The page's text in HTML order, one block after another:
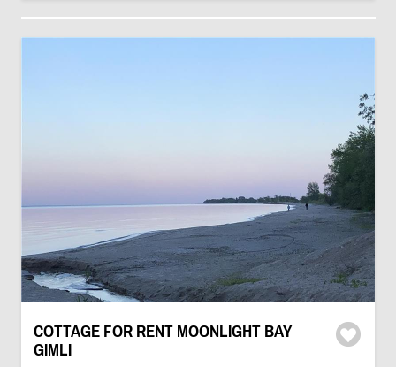
COTTAGE FOR RENT MOONLIGHT BAY
GIMLI